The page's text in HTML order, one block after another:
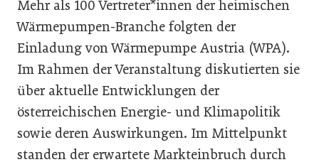
Mehr als 100 Vertreter*innen der heimischen
Wärmepumpen-Branche folgten der
Einladung von Wärmepumpe Austria (WPA).
Im Rahmen der Veranstaltung diskutierten sie
über aktuelle Entwicklungen der
österreichischen Energie- und Klimapolitik
sowie deren Auswirkungen. Im Mittelpunkt
standen der erwartete Markteinbruch durch